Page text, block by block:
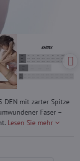
DEN mit zarter Spitze
Faser –
Lesen Sie mehr